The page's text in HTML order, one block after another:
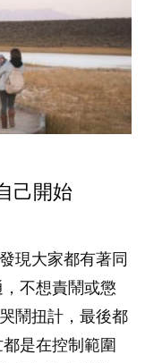
己開始
現大家都有著同
不想責鬧或懲
鬧扭計，最後都
是在控制範圍